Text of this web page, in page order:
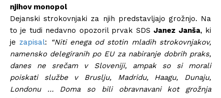
njihov monopol
Dejanski strokovnjaki za njih predstavljajo grožnjo. Na
to je tudi nedavno opozoril prvak SDSJanez Janša, ki
je zapisal:
“Niti enega od stotin mladih strokovnjakov,
namensko delegiranih po EU za nabiranje dobrih praks,
danes ne srečam v Sloveniji, ampak so si morali
poiskati službe v Bruslju, Madridu, Haagu, Dunaju,
Londonu … Doma so bili obravnavani kot grožnja